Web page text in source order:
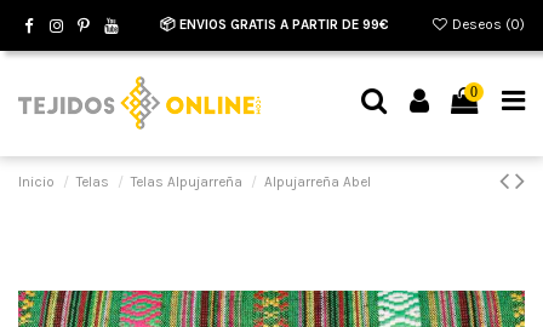
📦 ENVIOS GRATIS A PARTIR DE 99€ Deseos (0)
0
Inicio Telas Telas Alpujarreña Alpujarreña Abel